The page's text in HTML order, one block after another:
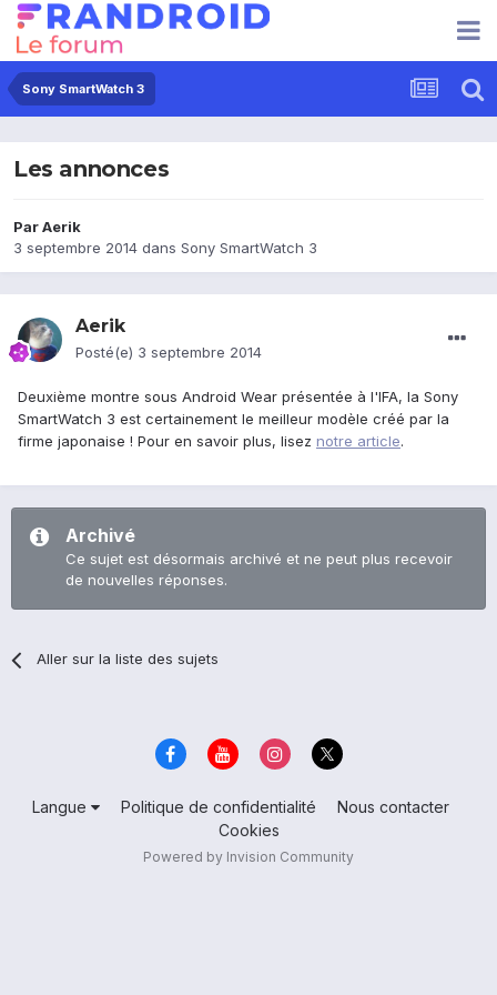
Sony SmartWatch 3
Les annonces
ParAerik
3 septembre 2014 dans Sony SmartWatch 3
Aerik
Posté(e) 3 septembre 2014
Deuxième montre sous Android Wear présentée à l'IFA, la Sony
SmartWatch 3 est certainement le meilleur modèle créé par la
firme japonaise ! Pour en savoir plus, lisez notre article.
Archivé
Ce sujet est désormais archivé et ne peut plus recevoir
de nouvelles réponses.
Aller sur la liste des sujets
Langue Politique de confidentialité
Nous contacter
Cookies
Powered by Invision Community